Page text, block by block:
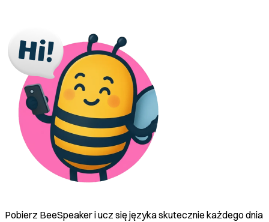
Pobierz BeeSpeaker i ucz się języka skutecznie każdego dnia